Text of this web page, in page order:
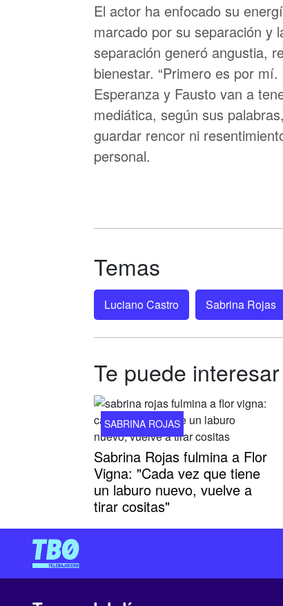
El actor ha enfocado su
marcado por su separación y
separación generó angustia,
bienestar. “Primero es por
Esperanza y Fausto van a
mediática, según sus
guardar rencor ni
personal.
Temas
Luciano Castro Sabrina Rojas
Te puede interesar
SABRINA ROJAS
Sabrina Rojas fulmina a Flor
Vigna: "Cada vez que tiene
un laburo nuevo, vuelve a
tirar cositas"